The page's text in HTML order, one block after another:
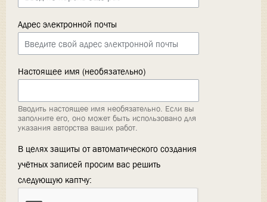
Адрес электронной почты
Настоящее имя (необязательно)
Вводить настоящее имя необязательно. Если вы
заполните его, оно может быть использовано для
указания авторства ваших работ.
В целях защиты от автоматического создания
учётных записей просим вас решить
следующую каптчу: